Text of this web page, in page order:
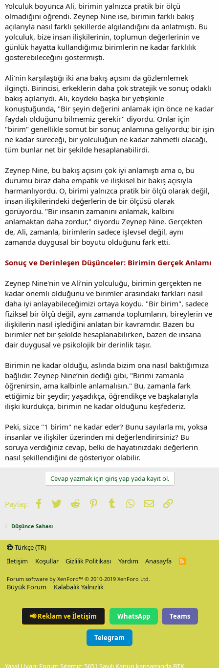
Yolculuk boyunca Ali, birimin yalnızca pratik bir ölçü
olmadığını öğrendi. Zeynep Nine ise, birimin farklı bakış
açılarıyla nasıl farklı şekillerde algılandığını da anlatmıştı. Bu
yolculuk, bize insan ilişkilerinin, toplumun değerlerinin ve
günlük hayatta kullandığımız birimlerin ne kadar farklılık
gösterebileceğini göstermişti.
Ali'nin karşılaştığı iki ana bakış açısını da gözlemlemek
ilginçti. Birincisi, erkeklerin daha çok stratejik ve sonuç odaklı
bakış açılarıydı. Ali, köydeki başka bir yetişkinle
konuştuğunda, "Bir şeyin değerini anlamak için önce ne kadar
faydalı olduğunu bilmemiz gerekir" diyordu. Onlar için
"birim" genellikle somut bir sonuç anlamına geliyordu; bir işin
ne kadar süreceği, bir yolculuğun ne kadar zahmetli olacağı,
tüm bunlar net bir şekilde hesaplanabilirdi.
Zeynep Nine, bu bakış açısını çok iyi anlamıştı ama o, bu
durumu biraz daha empatik ve ilişkisel bir bakış açısıyla
harmanlıyordu. O, birimi yalnızca pratik bir ölçü olarak değil,
insan ilişkilerindeki değerlerin de bir ölçüsü olarak
görüyordu. "Bir insanın zamanını anlamak, kalbini
anlamaktan daha zordur," diyordu Zeynep Nine. Gerçekten
de, Ali, zamanla, birimlerin sadece işlevsel değil, aynı
zamanda duygusal bir boyutu olduğunu fark etti.
Sonuç ve Derinleşen Düşünceler: Birimin Gerçek Anlamı
Zeynep Nine'nin ve Ali’nin yolculuğu, birimin gerçekten ne
kadar önemli olduğunu ve birimler arasındaki farkları nasıl
daha iyi anlayabileceğimizi ortaya koydu. "Bir birim", sadece
fiziksel bir ölçü değil, aynı zamanda toplumların, bireylerin ve
ilişkilerin nasıl işlediğini anlatan bir kavramdır. Bazen bu
birimler net bir şekilde hesaplanabilirken, bazen de insana
dair duygusal ve psikolojik bir derinlik taşır.
Birimin ne kadar olduğu, aslında bizim ona nasıl baktığımıza
bağlıdır. Zeynep Nine’nin dediği gibi, "Birimi zamanla
öğrenirsin, ama kalbinle anlamalısın." Bu, zamanla fark
ettiğimiz bir şeydir; yaşadıkça, öğrendikçe ve başkalarıyla
ilişki kurdukça, birimin ne kadar olduğunu keşfederiz.
Peki, sizce "1 birim" ne kadar eder? Bunu sayılarla mı, yoksa
insanlar ve ilişkiler üzerinden mi değerlendirirsiniz? Bu
soruya verdiğiniz cevap, belki de hayatınızdaki değerlerin
nasıl şekillendiğini de gösteriyor olabilir.
Cevap yazmak için giriş yap yada kayıt ol.
Paylaş: Facebook
TwitterReddit PinterestTumblrWhatsApp
E-postaLink
Düşünce Sahası
Türkçe (TR)
İletişim
Koşullar Gizlilik Politikası Yardım Anasayfa
R
Forum software by XenForo™ © 2010-2019 XenForo Ltd.
Büyük Forum Kalabalık Yalnızlık
📢Reklam ve İletişim WhatsApp Teams
Telegram
Yasal Uyarı: Forum Sitemiz; 5651 Sayılı Kanun kapsamında BTK